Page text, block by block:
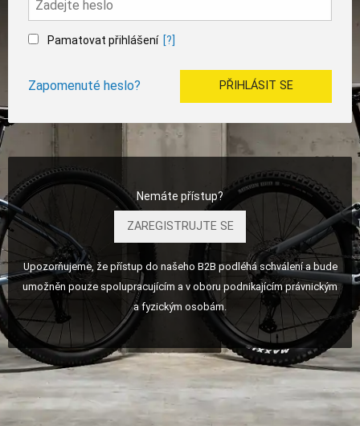
Pamatovat přihlášení [?]
Zapomenuté heslo? PŘIHLÁSIT SE
Nemáte přístup?
ZAREGISTRUJTE SE
Upozorňujeme, že přístup do našeho B2B podléhá schválení a bude
umožněn pouze spolupracujícím a v oboru podnikajícím právnickým
a fyzickým osobám.